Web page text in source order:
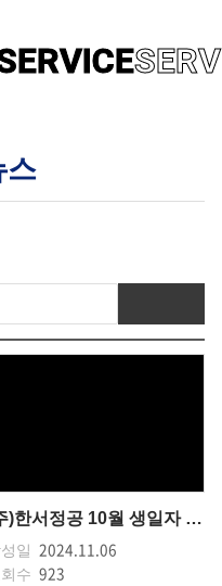
스
(주)한서정공 10월 생일자 이벤트
일 2024.11.06
수 923